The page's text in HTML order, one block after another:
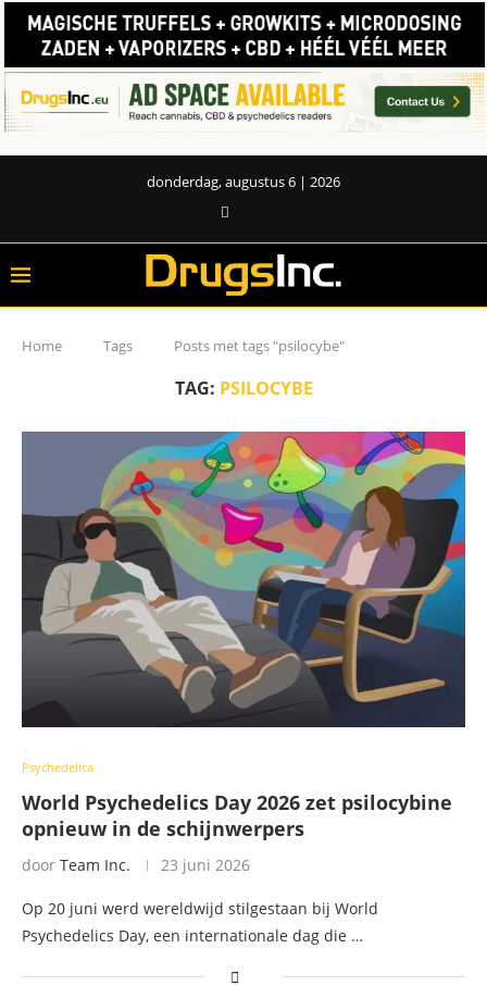
donderdag, augustus 6 | 2026
Home Tags Posts met tags "psilocybe"
TAG: PSILOCYBE
Psychedelica
World Psychedelics Day 2026 zet psilocybine
opnieuw in de schijnwerpers
door Team Inc. 23 juni 2026
Op 20 juni werd wereldwijd stilgestaan bij World
Psychedelics Day, een internationale dag die …